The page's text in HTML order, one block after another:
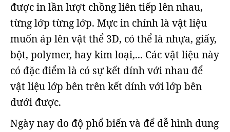
được in lần lượt chồng liên tiếp lên nhau,
từng lớp từng lớp. Mực in chính là vật liệu
muốn áp lên vật thể 3D, có thể là nhựa, giấy,
bột, polymer, hay kim loại,... Các vật liệu này
có đặc điểm là có sự kết dính với nhau để
vật liệu lớp bên trên kết dính với lớp bên
dưới được.
Ngày nay do độ phổ biến và để dễ hình dung